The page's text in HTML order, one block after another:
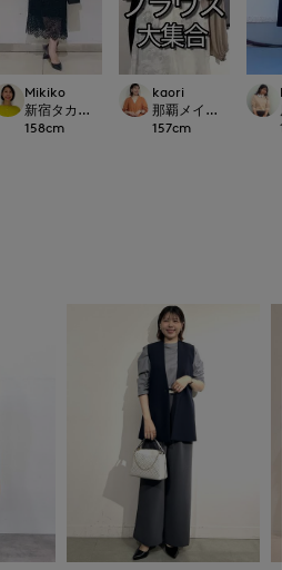
スI.T.'S.international
Mikiko
新宿タカシマヤSUPERIOR CLOSET
158cm
kaori
那覇メインプレイス
157cm